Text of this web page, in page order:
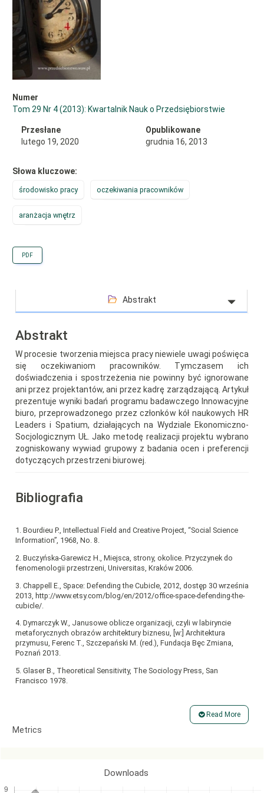
Numer
Tom 29 Nr 4 (2013): Kwartalnik Nauk o Przedsiębiorstwie
Przesłane
lutego 19, 2020
Opublikowane
grudnia 16, 2013
Słowa kluczowe:
środowisko pracy oczekiwania pracowników
aranżacja wnętrz
PDF
Abstrakt
Abstrakt
W procesie tworzenia miejsca pracy niewiele uwagi poświęca
się oczekiwaniom pracowników. Tymczasem ich
doświadczenia i spostrzeżenia nie powinny być ignorowane
ani przez projektantów, ani przez kadrę zarządzającą. Artykuł
prezentuje wyniki badań programu badawczego Innowacyjne
biuro, przeprowadzonego przez członków kół naukowych HR
Leaders i Spatium, działających na Wydziale Ekonomiczno-
Socjologicznym UŁ. Jako metodę realizacji projektu wybrano
zogniskowany wywiad grupowy z badania ocen i preferencji
dotyczących przestrzeni biurowej.
Bibliografia
1. Bourdieu P., Intellectual Field and Creative Project, “Social Science
Information”, 1968, No. 8.
2. Buczyńska-Garewicz H., Miejsca, strony, okolice. Przyczynek do
fenomenologii przestrzeni, Universitas, Kraków 2006.
3. Chappell E., Space: Defending the Cubicle, 2012, dostęp 30 września
2013, http://www.etsy.com/blog/en/2012/office-space-defending-the-
cubicle/.
4. Dymarczyk W., Janusowe oblicze organizacji, czyli w labiryncie
metaforycznych obrazów architektury biznesu, [w:] Architektura
przymusu, Ferenc T., Szczepański M. (red.), Fundacja Bęc Zmiana,
Poznań 2013.
5. Glaser B., Theoretical Sensitivity, The Sociology Press, San
Francisco 1978.
7. Goffman E., Relacje w przestrzeni publicznej, PWN, Warszawa
2011, s. 125-233.
9. Gorbaniuk O., Personifikacja marki. Perspektywa psychologiczna i
Read More
Article
Metrics
Downloads